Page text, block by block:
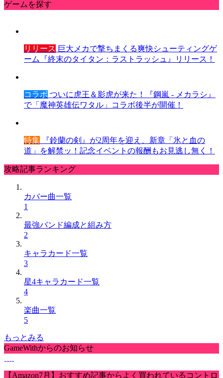
ゲームを探す
リリース 巨大メカで撃ちまくる爽快シューティングゲ
ーム『終末のタイタン：ラストラッシュ』リリース！
コラボ ついに虎王＆影虎が来た！『鋼嵐 - メカラシ』
で「魔神英雄伝ワタル」コラボ後半が開催！
特集 『鈴蘭の剣』が2周年を迎え、新章「氷と血の
道」を解禁ッ！記念イベントの報酬もお見逃し無く！
攻略記事ランキング
カバー曲一覧
1
最強バンド編成と組み方
2
キャラカード一覧
3
星4キャラカード一覧
4
楽曲一覧
5
もっとみる
GameWithからのお知らせ
【Amazon7月】おすすめ記事からよく買われているコントロ